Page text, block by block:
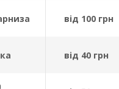
від 100 грн
від 40 грн